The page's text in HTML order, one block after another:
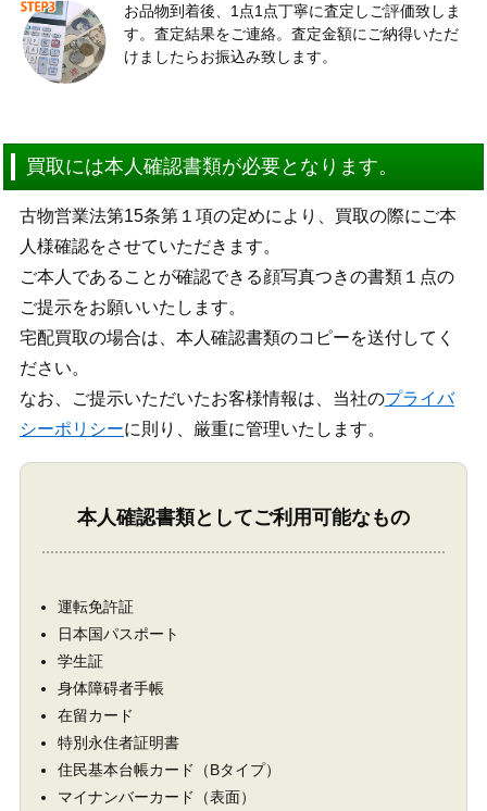
お品物到着後、1点1点丁寧に査定しご評価致しま
す。査定結果をご連絡。査定金額にご納得いただ
けましたらお振込み致します。
買取には本人確認書類が必要となります。
古物営業法第15条第１項の定めにより、買取の際にご本
人様確認をさせていただきます。
ご本人であることが確認できる顔写真つきの書類１点の
ご提示をお願いいたします。
宅配買取の場合は、本人確認書類のコピーを送付してく
ださい。
なお、ご提示いただいたお客様情報は、当社のプライバ
シーポリシーに則り、厳重に管理いたします。
本人確認書類としてご利用可能なもの
運転免許証
日本国パスポート
学生証
身体障碍者手帳
在留カード
特別永住者証明書
住民基本台帳カード（Bタイプ）
マイナンバーカード（表面）